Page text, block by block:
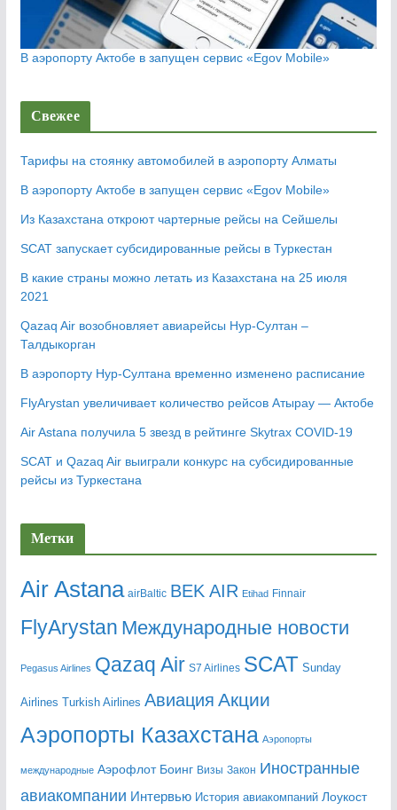
В аэропорту Актобе в запущен сервис «Egov Mobile»
Свежее
Тарифы на стоянку автомобилей в аэропорту Алматы
В аэропорту Актобе в запущен сервис «Egov Mobile»
Из Казахстана откроют чартерные рейсы на Сейшелы
SCAT запускает субсидированные рейсы в Туркестан
В какие страны можно летать из Казахстана на 25 июля
2021
Qazaq Air возобновляет авиарейсы Нур-Султан –
Талдыкорган
В аэропорту Нур-Султана временно изменено расписание
FlyArystan увеличивает количество рейсов Атырау — Актобе
Air Astana получила 5 звезд в рейтинге Skytrax COVID-19
SCAT и Qazaq Air выиграли конкурс на субсидированные
рейсы из Туркестана
Метки
Air Astana airBaltic BEK AIR Etihad Finnair
FlyArystan Mеждународные новости
Pegasus Airlines Qazaq Air S7 Airlines SCAT Sunday
Airlines Turkish Airlines Авиация Акции
Аэропорты Казахстана Аэропорты
международные Аэрофлот Боинг Визы Закон Иностранные
авиакомпании Интервью История авиакомпаний Лоукост